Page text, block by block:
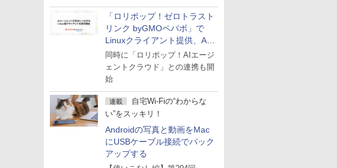
「ロリポップ！ゼロトラスト
リンク byGMOペパボ」で
Linuxクライアント提供、AI
エージェントの接続が容易に
同時に「ロリポップ！AIエージ
ェントクラウド」との連携も開
始
連載
自宅Wi-Fiの“わからな
い”をスッキリ！
Androidの写真と動画をMac
にUSBケーブル接続でバック
アップする